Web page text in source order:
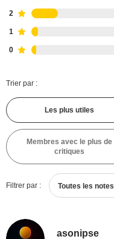
2
1
0
Trier par :
Les plus utiles
Membres avec le plus de
critiques
Filtrer par : Toutes les notes
asonipse